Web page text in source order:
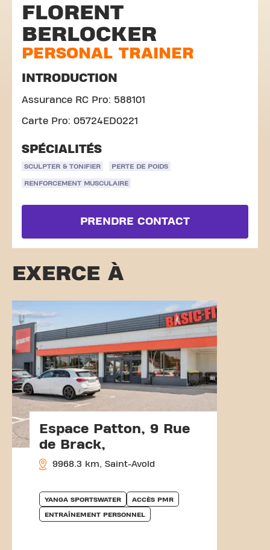
FLORENT
BERLOCKER
PERSONAL TRAINER
INTRODUCTION
Assurance RC Pro: 588101
Carte Pro: 05724ED0221
SPÉCIALITÉS
SCULPTER & TONIFIER PERTE DE POIDS
RENFORCEMENT MUSCULAIRE
PRENDRE CONTACT
EXERCE À
Espace Patton, 9 Rue
de Brack,
9968.3 km, Saint-Avold
YANGA SPORTSWATER ACCÈS PMR
ENTRAÎNEMENT PERSONNEL